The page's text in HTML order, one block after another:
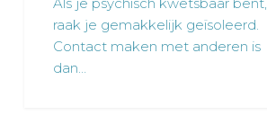
19u30
21u00
Als je psychisch kwetsbaar bent,
raak je gemakkelijk geïsoleerd.
Contact maken met anderen is
dan…